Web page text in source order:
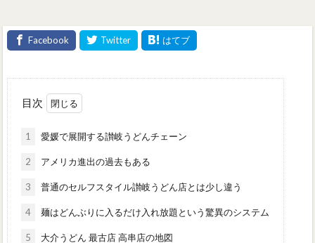
目次
1 愛媛で展開する讃岐うどんチェーン
2 アメリカ進出の過去もある
3 普通のセルフスタイル讃岐うどん店とは少し違う
4 麺はどんぶりに入るだけ入れ放題という驚異のシステム
5 大介うどん 最古店 高串店の地図